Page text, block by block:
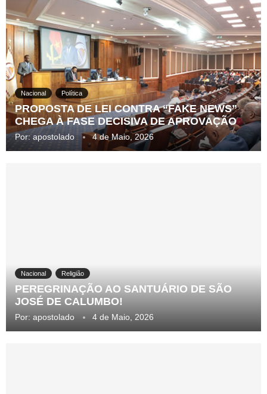
Nacional Política
PROPOSTA DE LEI CONTRA “FAKE NEWS”
CHEGA À FASE DECISIVA DE APROVAÇÃO
Por:apostolado 4 de Maio, 2026
Nacional Religião
PEREGRINAÇÃO AO SANTUÁRIO DE SÃO
JOSÉ DE CALUMBO!
Por: apostolado 4 de Maio, 2026